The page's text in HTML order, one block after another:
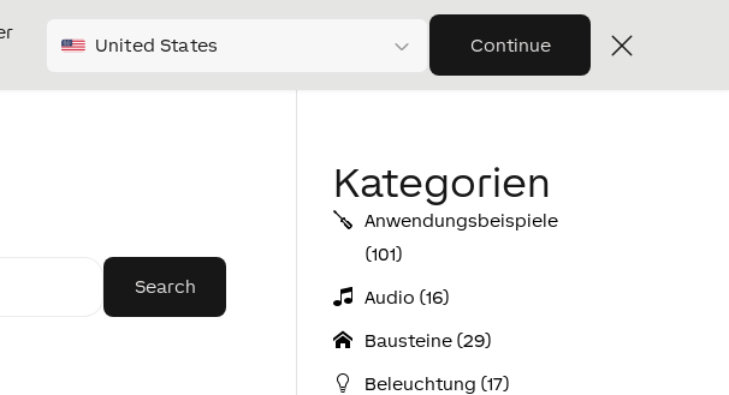
United States Continue
Kategorien
Anwendungs­­­beispiele
(101)
Audio (16)
Bausteine (29)
Beleuchtung (17)